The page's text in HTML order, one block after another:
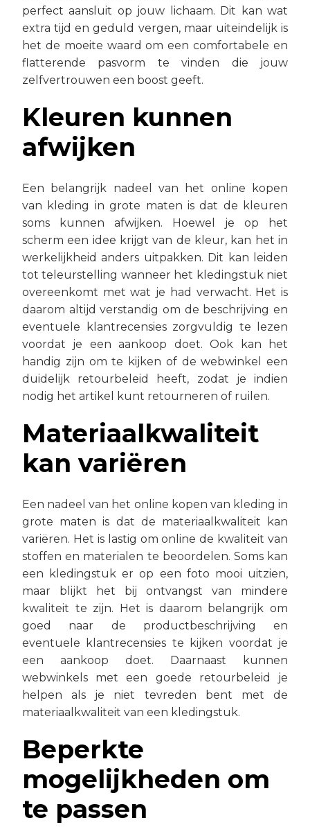
perfect aansluit op jouw lichaam. Dit kan wat
extra tijd en geduld vergen, maar uiteindelijk is
het de moeite waard om een comfortabele en
flatterende pasvorm te vinden die jouw
zelfvertrouwen een boost geeft.
Kleuren kunnen
afwijken
Een belangrijk nadeel van het online kopen
van kleding in grote maten is dat de kleuren
soms kunnen afwijken. Hoewel je op het
scherm een idee krijgt van de kleur, kan het in
werkelijkheid anders uitpakken. Dit kan leiden
tot teleurstelling wanneer het kledingstuk niet
overeenkomt met wat je had verwacht. Het is
daarom altijd verstandig om de beschrijving en
eventuele klantrecensies zorgvuldig te lezen
voordat je een aankoop doet. Ook kan het
handig zijn om te kijken of de webwinkel een
duidelijk retourbeleid heeft, zodat je indien
nodig het artikel kunt retourneren of ruilen.
Materiaalkwaliteit
kan variëren
Een nadeel van het online kopen van kleding in
grote maten is dat de materiaalkwaliteit kan
variëren. Het is lastig om online de kwaliteit van
stoffen en materialen te beoordelen. Soms kan
een kledingstuk er op een foto mooi uitzien,
maar blijkt het bij ontvangst van mindere
kwaliteit te zijn. Het is daarom belangrijk om
goed naar de productbeschrijving en
eventuele klantrecensies te kijken voordat je
een aankoop doet. Daarnaast kunnen
webwinkels met een goede retourbeleid je
helpen als je niet tevreden bent met de
materiaalkwaliteit van een kledingstuk.
Beperkte
mogelijkheden om
te passen